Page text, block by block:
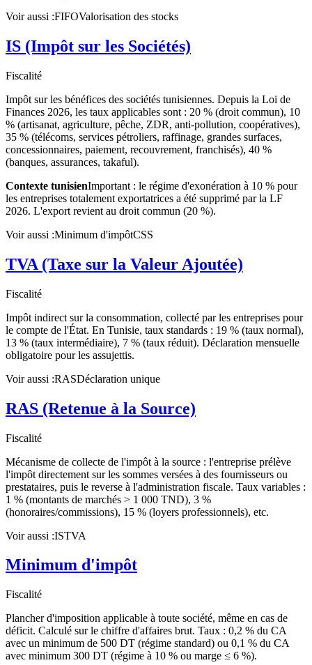
Voir aussi :FIFOValorisation des stocks
IS (Impôt sur les Sociétés)
Fiscalité
Impôt sur les bénéfices des sociétés tunisiennes. Depuis la Loi de
Finances 2026, les taux applicables sont : 20 % (droit commun), 10
% (artisanat, agriculture, pêche, ZDR, anti-pollution, coopératives),
35 % (télécoms, services pétroliers, raffinage, grandes surfaces,
concessionnaires, paiement, recouvrement, franchisés), 40 %
(banques, assurances, takaful).
Contexte tunisienImportant : le régime d'exonération à 10 % pour
les entreprises totalement exportatrices a été supprimé par la LF
2026. L'export revient au droit commun (20 %).
Voir aussi :Minimum d'impôtCSS
TVA (Taxe sur la Valeur Ajoutée)
Fiscalité
Impôt indirect sur la consommation, collecté par les entreprises pour
le compte de l'État. En Tunisie, taux standards : 19 % (taux normal),
13 % (taux intermédiaire), 7 % (taux réduit). Déclaration mensuelle
obligatoire pour les assujettis.
Voir aussi :RASDéclaration unique
RAS (Retenue à la Source)
Fiscalité
Mécanisme de collecte de l'impôt à la source : l'entreprise prélève
l'impôt directement sur les sommes versées à des fournisseurs ou
prestataires, puis le reverse à l'administration fiscale. Taux variables :
1 % (montants de marchés > 1 000 TND), 3 %
(honoraires/commissions), 15 % (loyers professionnels), etc.
Voir aussi :ISTVA
Minimum d'impôt
Fiscalité
Plancher d'imposition applicable à toute société, même en cas de
déficit. Calculé sur le chiffre d'affaires brut. Taux : 0,2 % du CA
avec un minimum de 500 DT (régime standard) ou 0,1 % du CA
avec minimum 300 DT (régime à 10 % ou marge ≤ 6 %).